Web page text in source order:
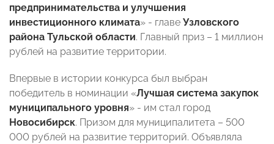
предпринимательства и улучшения
инвестиционного климата» - главе Узловского
района Тульской области. Главный приз – 1 миллион
рублей на развитие территории.
Впервые в истории конкурса был выбран
победитель в номинации «Лучшая система закупок
муниципального уровня» - им стал город
Новосибирск. Призом для муниципалитета – 500
000 рублей на развитие территорий. Объявляла